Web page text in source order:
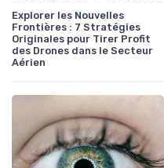
Explorer les Nouvelles
Frontières : 7 Stratégies
Originales pour Tirer Profit
des Drones dans le Secteur
Aérien